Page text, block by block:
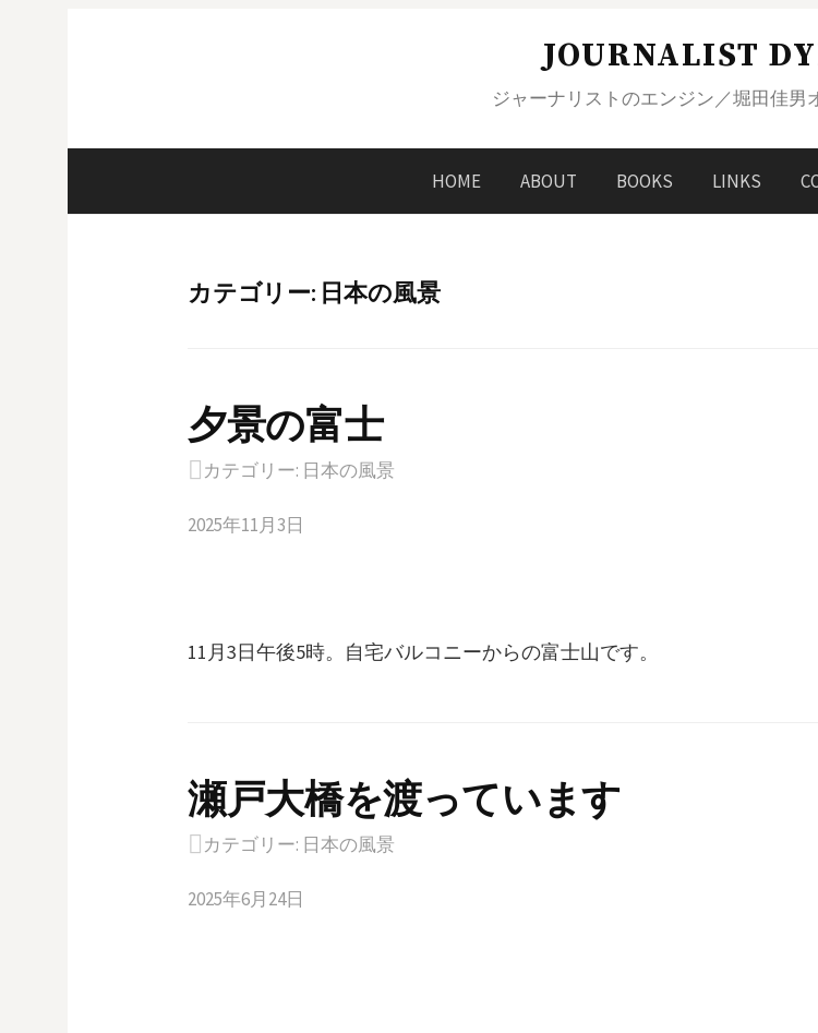
JOURNALIST
ジャーナリストのエンジン／堀田佳男
HOME ABOUT BOOKS LINKS
カテゴリー: 日本の風景
夕景の富士
カテゴリー: 日本の風景
2025年11月3日
11月3日午後5時。自宅バルコニーからの富士山です。
瀬戸大橋を渡っています
カテゴリー: 日本の風景
2025年6月24日